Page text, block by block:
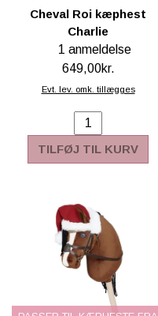
Cheval Roi kæphest
Charlie
1 anmeldelse
649,00kr.
Evt. lev. omk. tillægges
TILFØJ TIL KURV